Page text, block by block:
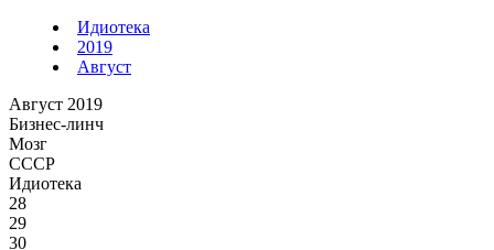
Идиотека
2019
Август
Август 2019
Бизнес-линч
Мозг
СССР
Идиотека
28
29
30